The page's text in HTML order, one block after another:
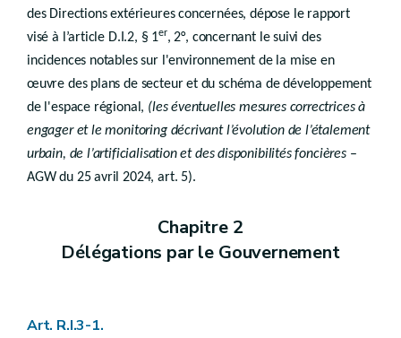
Art. R.II.40-1
Sous-section 5 Mise en oeuvre de la zone d'aménagement communal concertée visée à l'article D.II.42, § 2
Art. R.II.42-1
Section 3 Tracé des principales infrastructures
Chapitre 3 Procédure
Section 1
Contenu du dossier de base
Section 2 Principes applicables à la révision
Art. R.II.45-1
Art. R.II.45-2
Art. R.II.45-3
Art. R.II.45-4
Art. R.II.48
Révisions ordinaires
Sous-section 1re
Révision à l'initiative du Gouvernement
Sous-section 2
des Directions extérieures concernées, dépose le rapport
visé à l’article D.I.2, § 1er, 2°, concernant le suivi des
incidences notables sur l'environnement de la mise en
œuvre des plans de secteur et du schéma de développement
de l'espace régional, (les éventuelles mesures correctrices à
engager et le monitoring décrivant l’évolution de l’étalement
urbain, de l’artificialisation et des disponibilités foncières –
AGW du 25 avril 2024, art. 5).
Chapitre 2
Délégations par le Gouvernement
Art. R.I.3-1.